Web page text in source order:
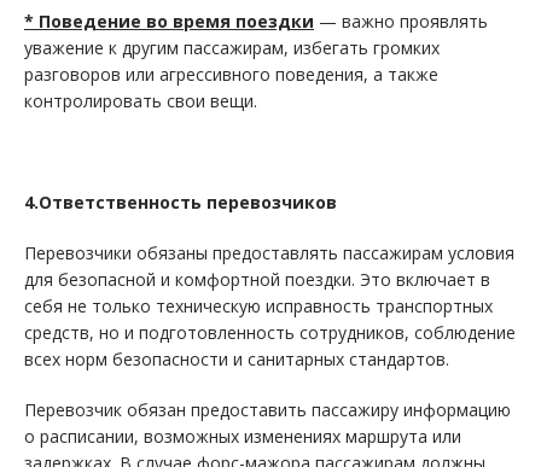
* Поведение во время поездки — важно проявлять
уважение к другим пассажирам, избегать громких
разговоров или агрессивного поведения, а также
контролировать свои вещи.
4.Ответственность перевозчиков
Перевозчики обязаны предоставлять пассажирам условия
для безопасной и комфортной поездки. Это включает в
себя не только техническую исправность транспортных
средств, но и подготовленность сотрудников, соблюдение
всех норм безопасности и санитарных стандартов.
Перевозчик обязан предоставить пассажиру информацию
о расписании, возможных изменениях маршрута или